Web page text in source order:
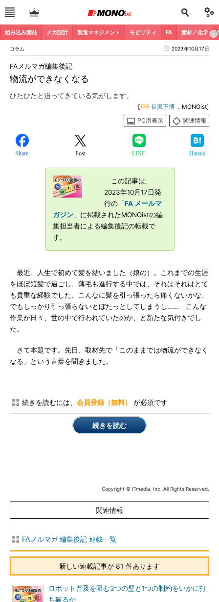
組み込み開発 メカ設計 製造マネジメント モビリティ FA 素材／化学
コラム 2023年10月17日
物流ができなくなる
FAメルマガ編集後記
ひたひたと迫ってきている気がします。
[ 長沢正博 ，MONOist]
PC用表示
関連情報
Share Post LINE Hatena
この記事は、
2023年10月17日発
行の「FA メールマ
ガジン」に掲載されたMONOistの編
集担当者による編集後記の転載で
す。
最近、人生で初めて髪を結いました（娘の）。これまでの生涯
をほぼ短髪で過ごし、薄毛も進行する中では、それはそれはとて
も貴重な経験でした。こんなに髪を引っ張ったら痛くないかな、
でもしっかり引っ張らないとぼたっとしてしまうし...... こんな
作業が日々、世の中で行われていたのか、と新たな気付きでし
た。
さて本題です。先日、取材先で「このままでは物流ができなく
なる」という言葉を聞きました。
続きを読むには、 会員登録（無料） が必須です
続きを読む
Copyright © ITmedia, Inc. All Rights Reserved.
関連情報
FAメルマガ 編集後記 連載一覧
新しい連載記事が 81 件あります
ロボット普及を阻む3つの壁と1つの制約をいかに打
ち破るか